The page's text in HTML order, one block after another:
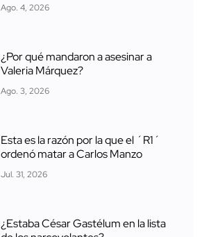
Ago. 4, 2026
¿Por qué mandaron a asesinar a
Valeria Márquez?
Ago. 3, 2026
Esta es la razón por la que el ´R1´
ordenó matar a Carlos Manzo
Jul. 31, 2026
¿Estaba César Gastélum en la lista